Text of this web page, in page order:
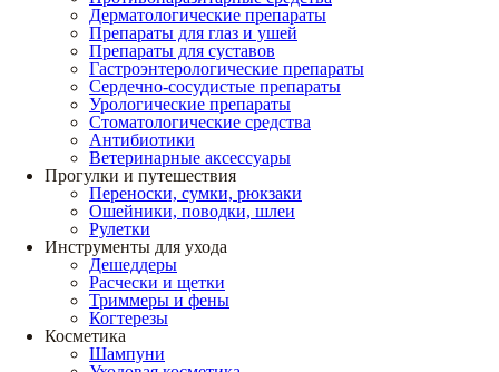
Дерматологические препараты
Препараты для глаз и ушей
Препараты для суставов
Гастроэнтерологические препараты
Сердечно-сосудистые препараты
Урологические препараты
Стоматологические средства
Антибиотики
Ветеринарные аксессуары
Прогулки и путешествия
Переноски, сумки, рюкзаки
Ошейники, поводки, шлеи
Рулетки
Инструменты для ухода
Дешеддеры
Расчески и щетки
Триммеры и фены
Когтерезы
Косметика
Шампуни